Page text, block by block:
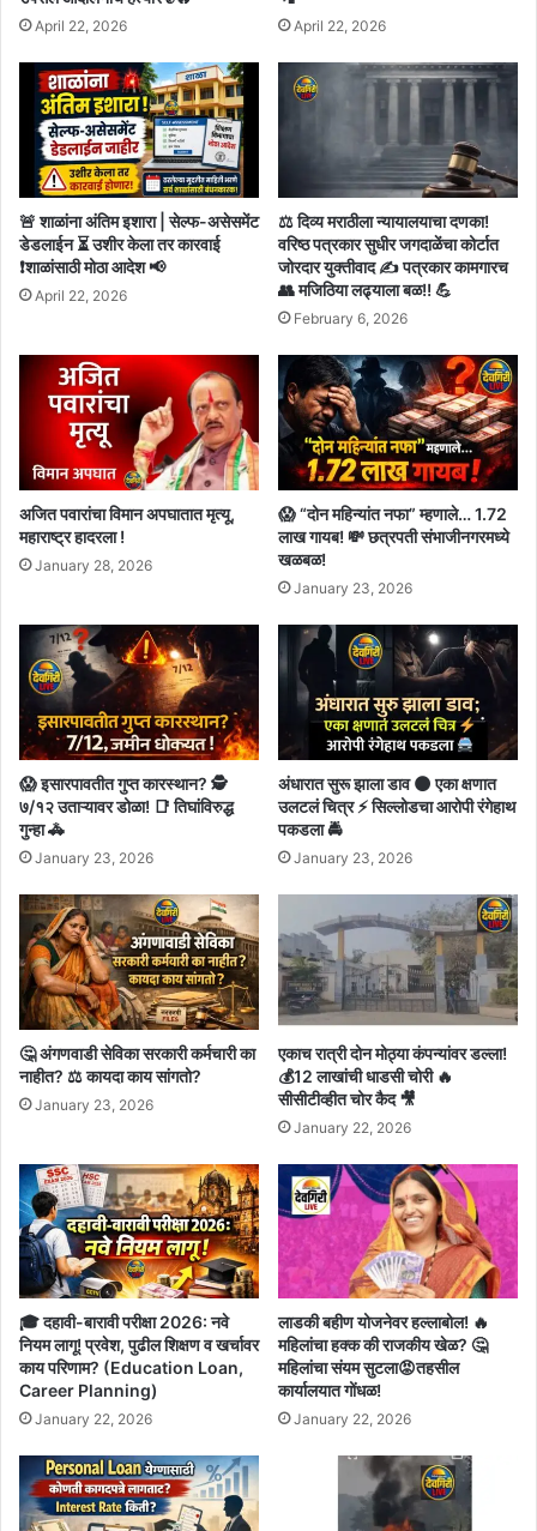
April 22, 2026 April 22, 2026
🚨 शाळांना अंतिम इशारा | सेल्फ-असेसमेंट
डेडलाईन ⏳ उशीर केला तर कारवाई
❗शाळांसाठी मोठा आदेश 📢
April 22, 2026
⚖️ दिव्य मराठीला न्यायालयाचा दणका!
वरिष्ठ पत्रकार सुधीर जगदाळेंचा कोर्टात
जोरदार युक्तीवाद ✍️ पत्रकार कामगारच
👥 मजिठिया लढ्याला बळ!! 💪
February 6, 2026
अजित पवारांचा विमान अपघातात मृत्यू,
महाराष्ट्र हादरला !
January 28, 2026
😱 “दोन महिन्यांत नफा” म्हणाले… 1.72
लाख गायब! 💸 छत्रपती संभाजीनगरमध्ये
खळबळ!
January 23, 2026
😱 इसारपावतीत गुप्त कारस्थान? 🕵️
७/१२ उताऱ्यावर डोळा! 📑 तिघांविरुद्ध
गुन्हा 🚓
January 23, 2026
अंधारात सुरू झाला डाव 🌑 एका क्षणात
उलटलं चित्र ⚡ सिल्लोडचा आरोपी रंगेहाथ
पकडला 🚔
January 23, 2026
🤔 अंगणवाडी सेविका सरकारी कर्मचारी का
नाहीत? ⚖️ कायदा काय सांगतो?
January 23, 2026
एकाच रात्री दोन मोठ्या कंपन्यांवर डल्ला!
💰12 लाखांची धाडसी चोरी 🔥
सीसीटीव्हीत चोर कैद 🎥
January 22, 2026
🎓 दहावी-बारावी परीक्षा 2026: नवे
नियम लागू! प्रवेश, पुढील शिक्षण व खर्चावर
काय परिणाम? (Education Loan,
Career Planning)
January 22, 2026
लाडकी बहीण योजनेवर हल्लाबोल! 🔥
महिलांचा हक्क की राजकीय खेळ? 🤔
महिलांचा संयम सुटला😡तहसील
कार्यालयात गोंधळ!
January 22, 2026